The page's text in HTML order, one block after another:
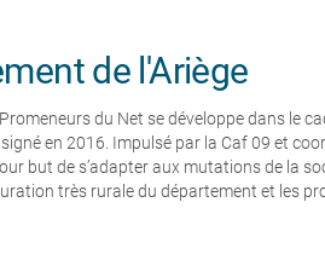
de l'Ariège
du Net se développe dans le
en 2016. Impulsé par la Caf 09 et
but de s’adapter aux mutations de la
très rurale du département et les